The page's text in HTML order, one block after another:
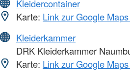
Kleidercontainer
Karte: Link zur Google
Kleiderkammer
DRK Kleiderkammer
Karte: Link zur Google